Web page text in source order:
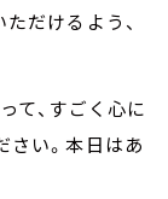
だけるよう、
て、すごく心に
さい。本日はあ